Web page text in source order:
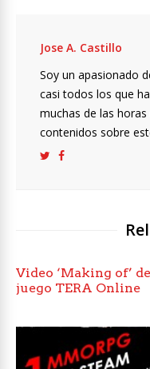
Jose A. Castillo
Soy un apasionado
casi todos los que
muchas de las
contenidos sobre
Video ‘Making of’
juego TERA Online